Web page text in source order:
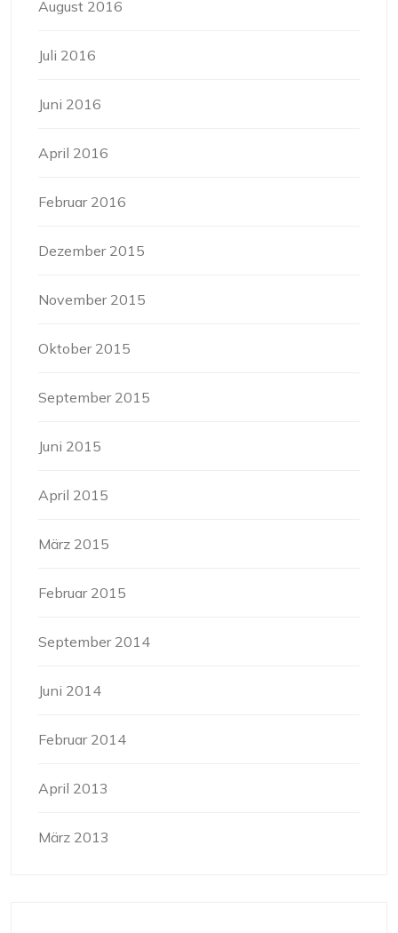
August 2016
Juli 2016
Juni 2016
April 2016
Februar 2016
Dezember 2015
November 2015
Oktober 2015
September 2015
Juni 2015
April 2015
März 2015
Februar 2015
September 2014
Juni 2014
Februar 2014
April 2013
März 2013